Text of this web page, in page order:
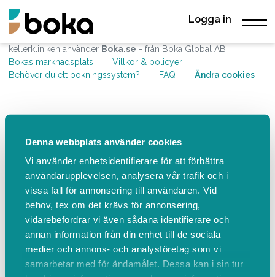
Denna webbplats använder cookies
Vi använder enhetsidentifierare för att förbättra
användarupplevelsen, analysera vår trafik och i
vissa fall för annonsering till användaren. Vid
behov, tex om det krävs för annonsering,
vidarebefordrar vi även sådana identifierare och
annan information från din enhet till de sociala
medier och annons- och analysföretag som vi
samarbetar med för ändamålet. Dessa kan i sin tur
Logga in
kellerkliniken använder Boka.se - från Boka Global AB
Bokas marknadsplats
Villkor & policyer
Behöver du ett bokningssystem?
FAQ Ändra cookies